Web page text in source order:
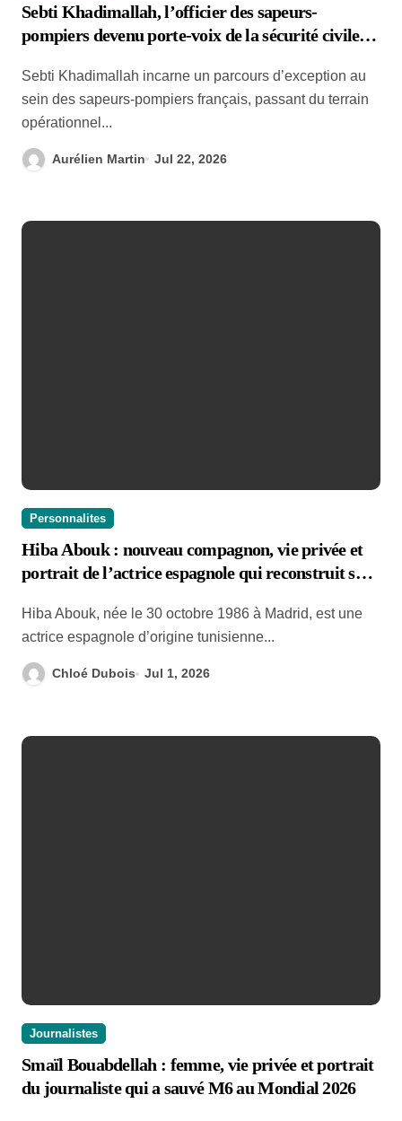
Sebti Khadimallah, l’officier des sapeurs-
pompiers devenu porte-voix de la sécurité civile
Sebti Khadimallah incarne un parcours d’exception au
sein des sapeurs-pompiers français, passant du terrain
opérationnel...
Aurélien Martin Jul 22, 2026
Personnalites
Hiba Abouk : nouveau compagnon, vie privée et
portrait de l’actrice espagnole qui reconstruit sa
Hiba Abouk, née le 30 octobre 1986 à Madrid, est une
actrice espagnole d’origine tunisienne...
Chloé Dubois Jul 1, 2026
Journalistes
Smaïl Bouabdellah : femme, vie privée et portrait
du journaliste qui a sauvé M6 au Mondial 2026